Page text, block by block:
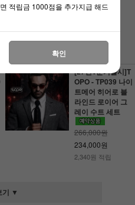
[3종 중 택1]
142,000원
132,000원
[27년1분기출시]T
OPO - TP039 나이
트메어 히어로 블
라인드 로이어 그
레이 수트 세트
266,000원
234,000원
2,340원 적립
기 ▼
적립금 1000점을 추가지급 해드
확인